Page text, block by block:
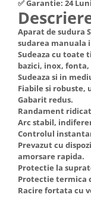
Nivela de masurat
Pistoale de impact
pneumatice
Pistoale de vopsit
Prelungitoare
Polizoare electrice
unghiulare
Rindele si freze
Redresoare auto -
pornire
Suflante cu aer cald
Hote Telescopice
Hote Traditionale
Hote Incorporabile
Hote Country
Hote Insula
Hote Cupolare
Accesorii,
Masini de tocat
Masini de carnati (
Masini de spalat vase
Masini de spalat
Masini de spalat
✅ Garantie: 24
Aparat de sudura
sudarea manuala
Sudeaza cu
bazici, inox,
Sudeaza si in
Fiabile si
Gabarit redus.
Randament
Arc stabil,
Controlul
Prevazut cu
amorsare rapida.
Protectie la
Protectie termica
Racire fortata cu